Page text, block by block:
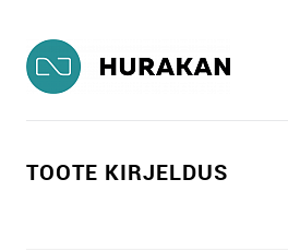
TOOTE KIRJELDUS